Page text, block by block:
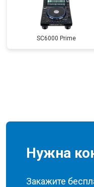
SC6000 Prime
Нужна
Закажите